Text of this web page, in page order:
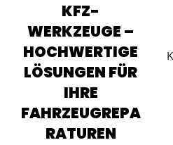
KFZ-
WERKZEUGE –
HOCHWERTIGE
LÖSUNGEN FÜR
IHRE
FAHRZEUGREPA
RATUREN